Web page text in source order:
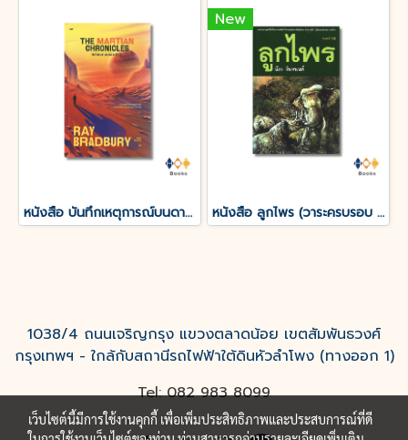
หนังสือ บันทึกเหตุการณ์บนดาวอังคาร THE MARTIAN CHRONICLES
New
หนังสือ ลูกไพร (วาระครบรอบ 120 ปีชาตกาลมาลัย ชูพินิจ)
1038/4 ถนนเจริญกรุง แขวงตลาดน้อย เขตสัมพันธวงศ์
กรุงเทพฯ - ใกล้กับสถานีรถไฟฟ้าใต้ดินหัวลำโพง (ทางออก 1)
Tel: 082 983 8099
เว็บไซต์นี้มีการใช้งานคุกกี้ เพื่อเพิ่มประสิทธิภาพและประสบการณ์ที่ดี